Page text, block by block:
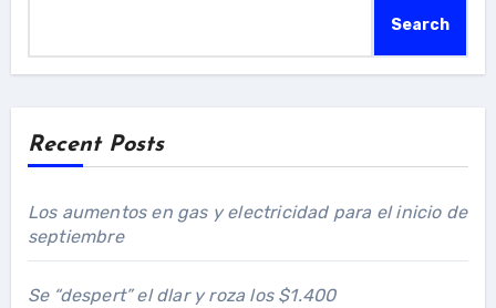
Search
Recent Posts
Los aumentos en gas y electricidad para el inicio de
septiembre
Se “despert” el dlar y roza los $1.400